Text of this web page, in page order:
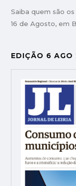
Saiba quem são
16 de Agosto, em
EDIÇÃO 6 AGO